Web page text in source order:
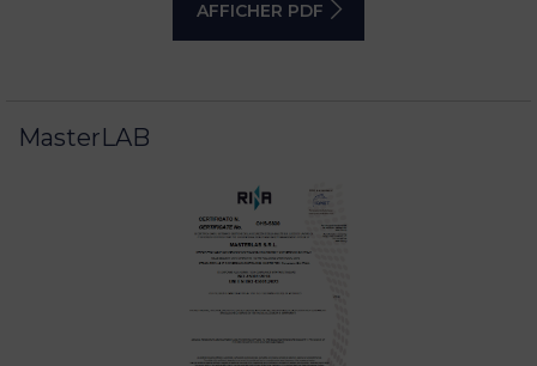
AFFICHER PDF
MasterLAB